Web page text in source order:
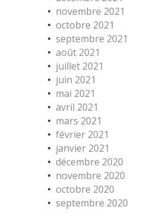
novembre 2021
octobre 2021
septembre 2021
août 2021
juillet 2021
juin 2021
mai 2021
avril 2021
mars 2021
février 2021
janvier 2021
décembre 2020
novembre 2020
octobre 2020
septembre 2020